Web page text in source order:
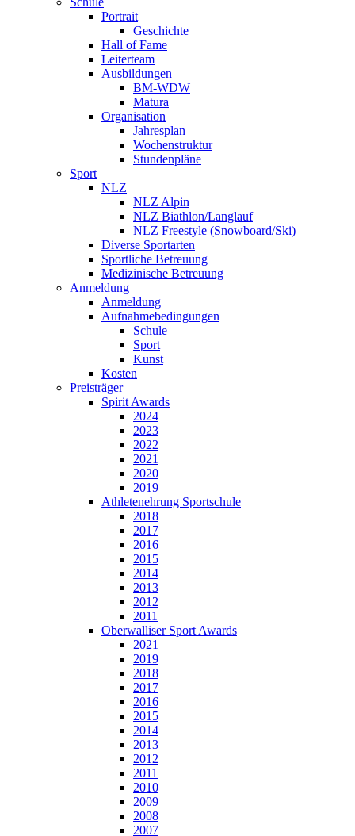
Portrait
Geschichte
Hall of Fame
Leiterteam
Ausbildungen
BM-WDW
Matura
Organisation
Jahresplan
Wochenstruktur
Stundenpläne
Sport
NLZ
NLZ Alpin
NLZ Biathlon/Langlauf
NLZ Freestyle (Snowboard/Ski)
Diverse Sportarten
Sportliche Betreuung
Medizinische Betreuung
Anmeldung
Anmeldung
Aufnahmebedingungen
Schule
Sport
Kunst
Kosten
Preisträger
Spirit Awards
2024
2023
2022
2021
2020
2019
Athletenehrung Sportschule
2018
2017
2016
2015
2014
2013
2012
2011
Oberwalliser Sport Awards
2021
2019
2018
2017
2016
2015
2014
2013
2012
2011
2010
2009
2008
2007